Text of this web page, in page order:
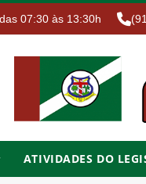
07:30 às 13:30h
ATIVIDADES DO